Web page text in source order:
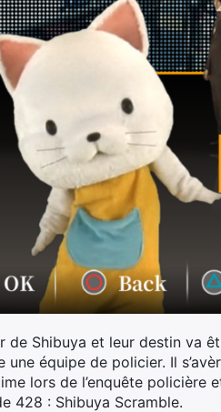
Shibuya et leur destin va
équipe de policier. Il
lors de l’enquête policière
428 : Shibuya Scramble.